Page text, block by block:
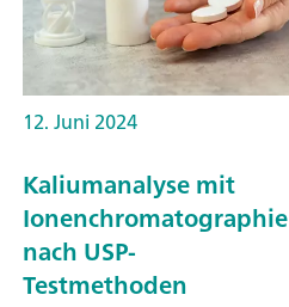
12. Juni 2024
Kaliumanalyse mit
Ionenchromatographie
nach USP-
Testmethoden